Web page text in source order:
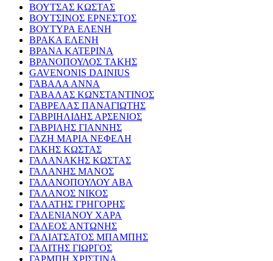
ΒΟΥΤΣΑΣ ΚΩΣΤΑΣ
ΒΟΥΤΣΙΝΟΣ ΕΡΝΕΣΤΟΣ
ΒΟΥΤΥΡΑ ΕΛΕΝΗ
ΒΡΑΚΑ ΕΛΕΝΗ
ΒΡΑΝΑ ΚΑΤΕΡΙΝΑ
ΒΡΑΝΟΠΟΥΛΟΣ ΤΑΚΗΣ
GAVENONIS DAINIUS
ΓΑΒΑΛΑ ΑΝΝΑ
ΓΑΒΑΛΑΣ ΚΩΝΣΤΑΝΤΙΝΟΣ
ΓΑΒΡΕΛΑΣ ΠΑΝΑΓΙΩΤΗΣ
ΓΑΒΡΙΗΛΙΔΗΣ ΑΡΣΕΝΙΟΣ
ΓΑΒΡΙΛΗΣ ΓΙΑΝΝΗΣ
ΓΑΖΗ ΜΑΡΙΑ ΝΕΦΕΛΗ
ΓΑΚΗΣ ΚΩΣΤΑΣ
ΓΑΛΑΝΑΚΗΣ ΚΩΣΤΑΣ
ΓΑΛΑΝΗΣ ΜΑΝΟΣ
ΓΑΛΑΝΟΠΟΥΛΟΥ ΑΒΑ
ΓΑΛΑΝΟΣ ΝΙΚΟΣ
ΓΑΛΑΤΗΣ ΓΡΗΓΟΡΗΣ
ΓΑΛΕΝΙΑΝΟΥ ΧΑΡΑ
ΓΑΛΕΟΣ ΑΝΤΩΝΗΣ
ΓΑΛΙΑΤΣΑΤΟΣ ΜΠΑΜΠΗΣ
ΓΑΛΙΤΗΣ ΓΙΩΡΓΟΣ